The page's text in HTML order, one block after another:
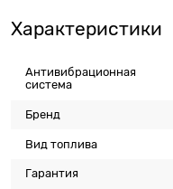
Характеристики
Антивибрационная
система
Бренд
Вид топлива
Гарантия